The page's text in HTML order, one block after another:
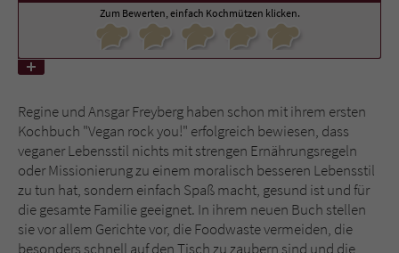
Zum Bewerten, einfach Kochmützen klicken.
Regine und Ansgar Freyberg haben schon mit ihrem ersten
Kochbuch "Vegan rock you!" erfolgreich bewiesen, dass
veganer Lebensstil nichts mit strengen Ernährungsregeln
oder Missionierung zu einem moralisch besseren Lebensstil
zu tun hat, sondern einfach Spaß macht, gesund ist und für
die gesamte Familie geeignet. In ihrem neuen Buch stellen
sie vor allem Gerichte vor, die Foodwaste vermeiden, die
besonders schnell auf den Tisch zu zaubern sind und die
tx_pwcomments_ahash
Laufzeit 1 Jahr
Zweck Cookie für Kommentare einzelner Buchtitel
Name fe_typo_user